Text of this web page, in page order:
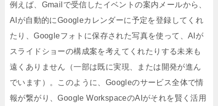
例えば、Gmailで受信したイベントの案内メールから、
AIが自動的にGoogleカレンダーに予定を登録してくれ
たり、Googleフォトに保存された写真を使って、AIが
スライドショーの構成案を考えてくれたりする未来も
遠くありません（一部は既に実現、または開発が進ん
でいます）。このように、Googleのサービス全体で情
報が繋がり、Google WorkspaceのAIがそれを賢く活用